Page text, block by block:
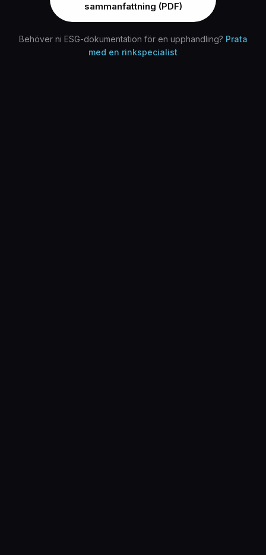
sammanfattning (PDF)
Behöver ni ESG-dokumentation för en upphandling? Prata
med en rinkspecialist